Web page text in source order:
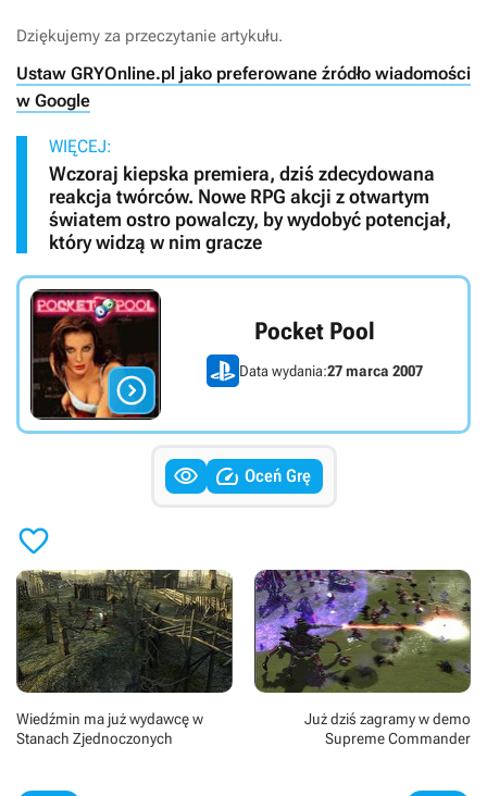
Dziękujemy za przeczytanie artykułu.
Ustaw GRYOnline.pl jako preferowane źródło wiadomości
w Google
WIĘCEJ:
Wczoraj kiepska premiera, dziś zdecydowana
reakcja twórców. Nowe RPG akcji z otwartym
światem ostro powalczy, by wydobyć potencjał,
który widzą w nim gracze

Pocket Pool
Data wydania:27 marca 2007
  Oceń Grę

Wiedźmin ma już wydawcę w
Stanach Zjednoczonych
Już dziś zagramy w demo
Supreme Commander